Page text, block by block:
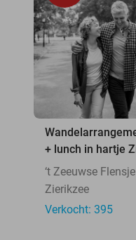
+ lunch in hartje
‘t Zeeuwse Flensje
Zierikzee
Verkocht: 395